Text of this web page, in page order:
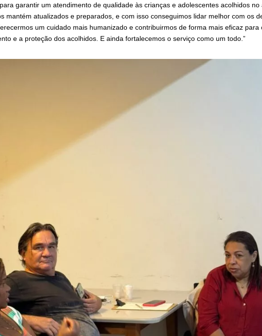
garantir um atendimento de qualidade às crianças e adolescentes acolhidos no
mantém atualizados e preparados, e com isso conseguimos lidar melhor com os
um cuidado mais humanizado e contribuirmos de forma mais eficaz para
e a proteção dos acolhidos. E ainda fortalecemos o serviço como um todo.”